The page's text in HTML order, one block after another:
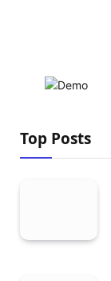
Top Posts